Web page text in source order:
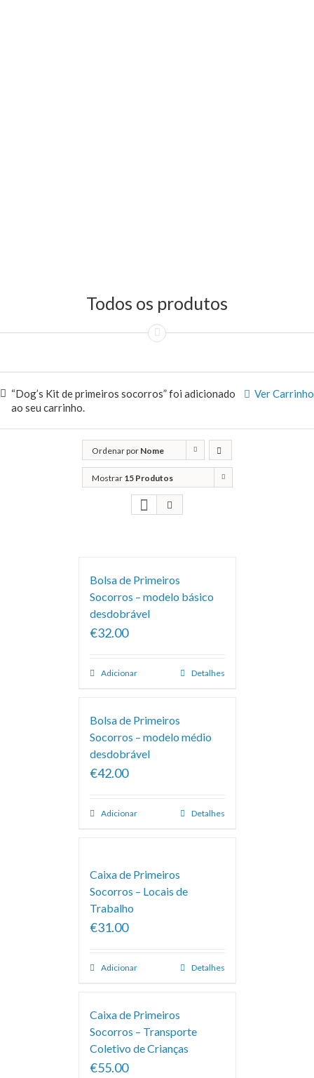
Todos os produtos
Ver Carrinho
“Dog’s Kit de primeiros socorros” foi adicionado
ao seu carrinho.
Ordenar por Nome
Mostrar 15 Produtos
Bolsa de Primeiros
Socorros – modelo básico
desdobrável
€32.00
Adicionar Detalhes
Bolsa de Primeiros
Socorros – modelo médio
desdobrável
€42.00
Adicionar Detalhes
Caixa de Primeiros
Socorros – Locais de
Trabalho
€31.00
Adicionar Detalhes
Caixa de Primeiros
Socorros – Transporte
Coletivo de Crianças
€55.00